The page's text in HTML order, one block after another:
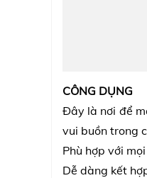
CÔNG DỤNG
Đây là nơi để
vui buồn trong
Phù hợp với
Dễ dàng kết